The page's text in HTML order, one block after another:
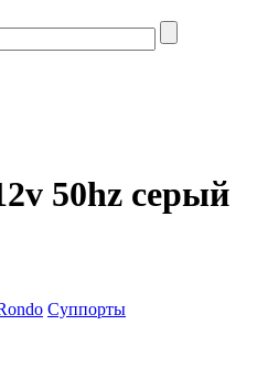
50hz серый
Суппорты